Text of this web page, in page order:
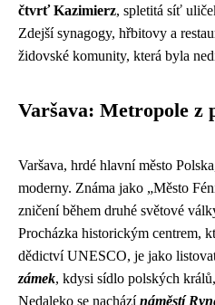
čtvrť Kazimierz, spletitá síť
Zdejší synagogy, hřbitovy a
židovské komunity, která byla
Varšava: Metropole z
Varšava, hrdé hlavní město
moderny. Známa jako „Město
zničení během druhé světové
Procházka historickým centrem,
dědictví UNESCO, je jako
zámek, kdysi sídlo polských
Nedaleko se nacházínáměstí